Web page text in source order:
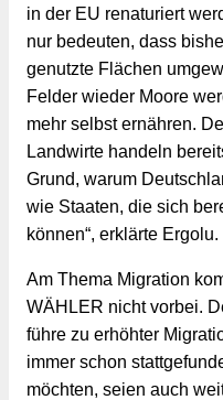
in der EU renaturiert
nur bedeuten, dass
genutzte Flächen
Felder wieder Moore
mehr selbst ernähren.
Landwirte handeln
Grund, warum
wie Staaten, die sich
können“, erklärte Ergolu.
Am Thema Migration
WÄHLER nicht vorbei.
führe zu erhöhter
immer schon
möchten, seien auch